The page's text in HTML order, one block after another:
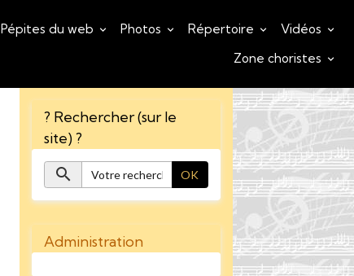
Pépites du web Photos Répertoire
Vidéos
Zone choristes
? Rechercher (sur le
site) ?
OK
Administration